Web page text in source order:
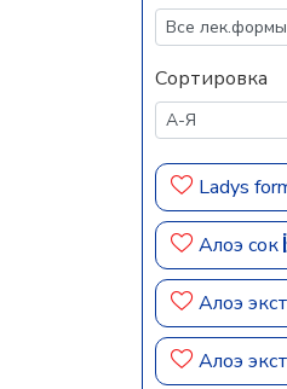
Сортировка
Ladys
Алоэ сок
Алоэ
Алоэ